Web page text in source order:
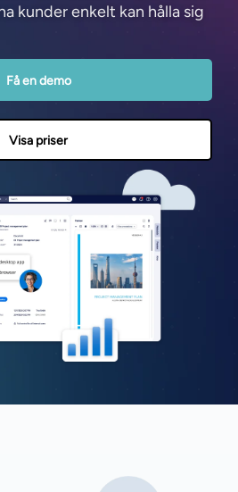
kunder enkelt kan hålla sig
Få en demo
Visa priser